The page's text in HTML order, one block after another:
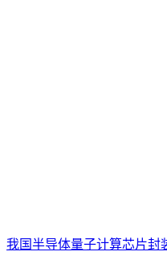
我国半导体量子计算芯片封